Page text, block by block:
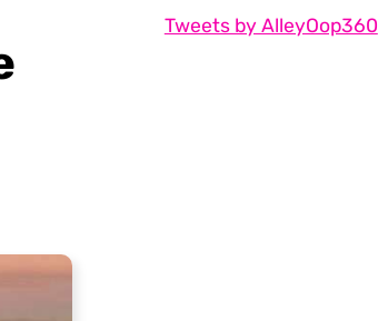
Tweets by AlleyOop360